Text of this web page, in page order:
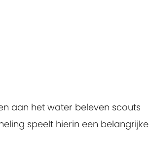
aan het water beleven scouts
speelt hierin een belangrijke